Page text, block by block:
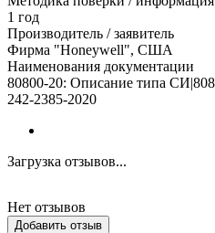
1 год
Производитель / заявитель
Фирма "Honeywell", США
Наименования документации
80800-20: Описание типа
242-2385-2020
Загрузка отзывов...
Нет отзывов
Добавить отзыв